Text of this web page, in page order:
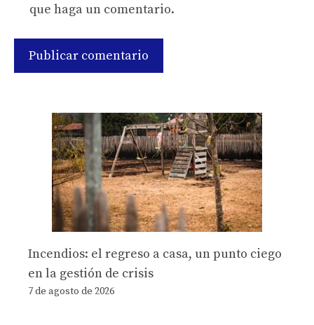
que haga un comentario.
Incendios: el regreso a casa, un punto ciego
en la gestión de crisis
7 de agosto de 2026